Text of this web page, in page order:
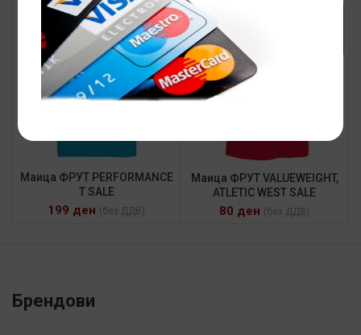
SALE
Маица ФРУТ PERFORMANCE
T SALE
199 ден (без ДДВ)
Маица ФРУТ VALUEWEIGHT,
ATLETIC WEST SALE
80 ден (без ДДВ)
Брендови